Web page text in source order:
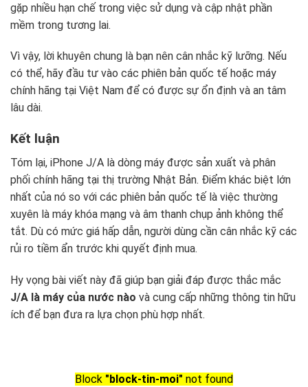
gặp nhiều hạn chế trong việc sử dụng và cập nhật phần
mềm trong tương lai.
Vì vậy, lời khuyên chung là bạn nên cân nhắc kỹ lưỡng. Nếu
có thể, hãy đầu tư vào các phiên bản quốc tế hoặc máy
chính hãng tại Việt Nam để có được sự ổn định và an tâm
lâu dài.
Kết luận
Tóm lại, iPhone J/A là dòng máy được sản xuất và phân
phối chính hãng tại thị trường Nhật Bản. Điểm khác biệt lớn
nhất của nó so với các phiên bản quốc tế là việc thường
xuyên là máy khóa mạng và âm thanh chụp ảnh không thể
tắt. Dù có mức giá hấp dẫn, người dùng cần cân nhắc kỹ các
rủi ro tiềm ẩn trước khi quyết định mua.
Hy vọng bài viết này đã giúp bạn giải đáp được thắc mắc
J/A là máy của nước nào và cung cấp những thông tin hữu
ích để bạn đưa ra lựa chọn phù hợp nhất.
Block "block-tin-moi" not found